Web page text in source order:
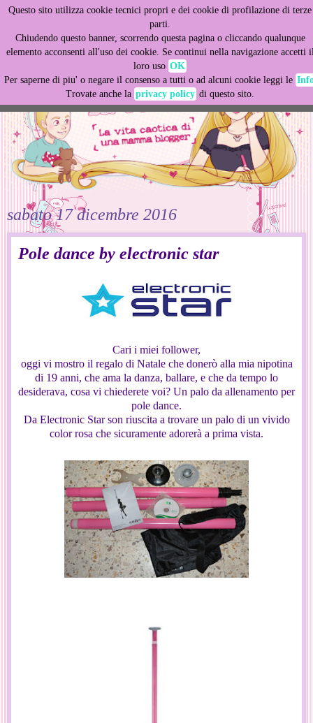
Questo sito utilizza cookie tecnici propri e dei cookie di profilazione di terze
parti.
Chiudendo questo banner, scorrendo questa pagina o cliccando qualunque
elemento acconsenti all'uso dei cookie. Se continui nella navigazione accetti
loro uso OK
Per saperne di piu' o negare il consenso a tutti o ad alcuni cookie leggi le
Trovate anche la privacy policy di questo sito.
sabato 17 dicembre 2016
Pole dance by electronic star
Cari i miei follower,
oggi vi mostro il regalo di Natale che donerò alla mia nipotina
di 19 anni, che ama la danza, ballare, e che da tempo lo
desiderava, cosa vi chiederete voi? Un palo da allenamento per
pole dance.
Da Electronic Star son riuscita a trovare un palo di un vivido
color rosa che sicuramente adorerà a prima vista.
This site uses cookies from Google to deliver its services
and to analyze traffic. Your IP address and user-agent are
shared with Google along with performance and security
metrics to ensure quality of service, generate usage
statistics, and to detect and address abuse.
LEARN MORE GOT IT